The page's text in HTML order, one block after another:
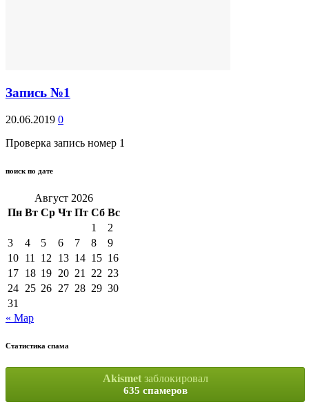
Запись №1
20.06.2019 0
Проверка запись номер 1
поиск по дате
Август 2026
Пн Вт Ср Чт Пт Сб Вс
1
2
3
4 5 6 7 8
9
10 11 12 13 14 15 16
17 18 19 20 21 22 23
24 25 26 27 28 29 30
31
« Мар
Статистика спама
Akismetзаблокировал
635 спамеров